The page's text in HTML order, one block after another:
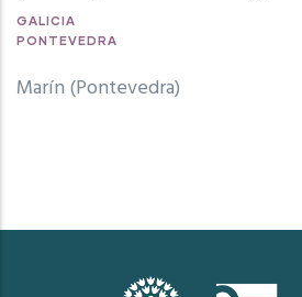
GALICIA
PONTEVEDRA
Marín (Pontevedra)